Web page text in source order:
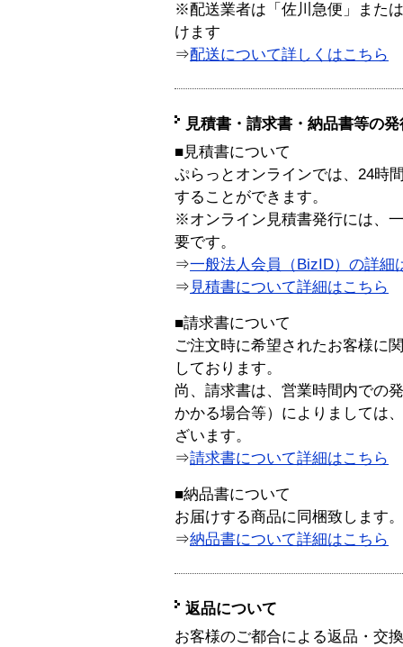
※配送業者は「佐川急便」また
けます
⇒配送について詳しくはこちら
見積書・請求書・納品書等の
■見積書について
ぷらっとオンラインでは、24時
することができます。
※オンライン見積書発行には、
要です。
⇒一般法人会員（BizID）の詳細
⇒ 見積書について詳細はこちら
■請求書について
ご注文時に希望されたお客様に
しております。
尚、請求書は、営業時間内での
かかる場合等）によりましては
ざいます。
⇒請求書について詳細はこちら
■納品書について
お届けする商品に同梱致します。
⇒納品書について詳細はこちら
返品について
お客様のご都合による返品・交